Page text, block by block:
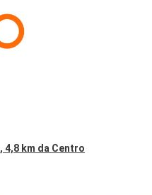
, 4,8 km da Centro